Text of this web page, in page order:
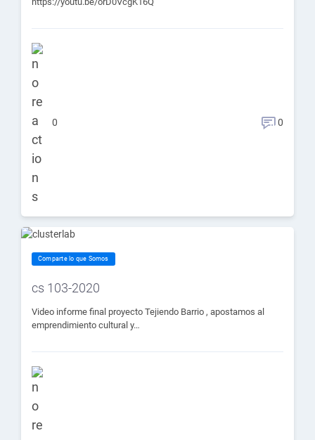
0 0
Comparte lo que Somos
cs 103-2020
Video informe final proyecto Tejiendo Barrio , apostamos al
emprendimiento cultural y…